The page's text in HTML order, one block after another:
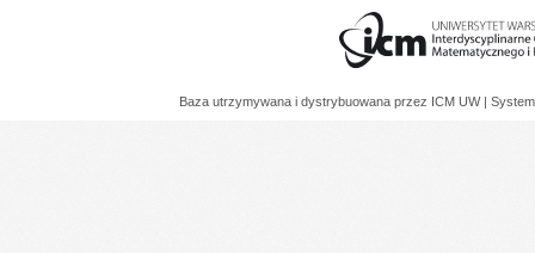
Baza utrzymywana i dystrybuowana przez ICM UW |